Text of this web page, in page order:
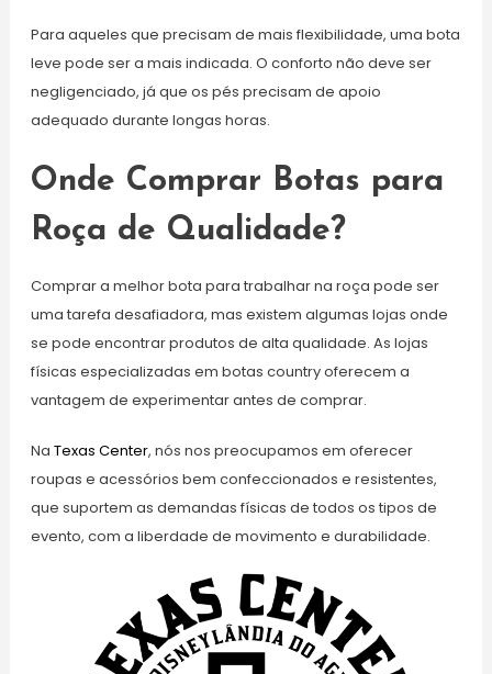
Para aqueles que precisam de mais flexibilidade, uma bota
leve pode ser a mais indicada. O conforto não deve ser
negligenciado, já que os pés precisam de apoio
adequado durante longas horas.
Onde Comprar Botas para
Roça de Qualidade?
Comprar a melhor bota para trabalhar na roça pode ser
uma tarefa desafiadora, mas existem algumas lojas onde
se pode encontrar produtos de alta qualidade. As lojas
físicas especializadas em botas country oferecem a
vantagem de experimentar antes de comprar.
Na Texas Center, nós nos preocupamos em oferecer
roupas e acessórios bem confeccionados e resistentes,
que suportem as demandas físicas de todos os tipos de
evento, com a liberdade de movimento e durabilidade.